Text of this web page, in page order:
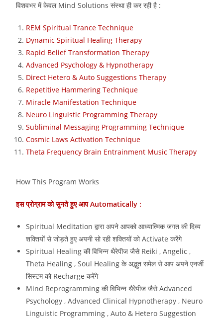
विशवभर में केवल Mind Solutions संस्था ही कर रही है :
REM Spiritual Trance Technique
Dynamic Spiritual Healing Therapy
Rapid Belief Transformation Therapy
Advanced Psychology & Hypnotherapy
Direct Hetero & Auto Suggestions Therapy
Repetitive Hammering Technique
Miracle Manifestation Technique
Neuro Linguistic Programming Therapy
Subliminal Messaging Programming Technique
Cosmic Laws Activation Technique
Theta Frequency Brain Entrainment Music Therapy
How This Program Works
इस प्रोग्राम को सुनते हुए आप Automatically :
Spiritual Meditation द्वारा अपने आपको आध्यात्मिक जगत की दिव्य
शक्तियों से जोड़ते हुए अपनी सो रही शक्तियों को Activate करेंगे
Spiritual Healing की विभिन्न थैरेपीज जैसे Reiki , Angelic ,
Theta Healing , Soul Healing के अद्भुत समेल से आप अपने एनर्जी
सिस्टम को Recharge करेंगे
Mind Reprogramming की विभिन्न थैरेपीज जैसे Advanced
Psychology , Advanced Clinical Hypnotherapy , Neuro
Linguistic Programming , Auto & Hetero Suggestion